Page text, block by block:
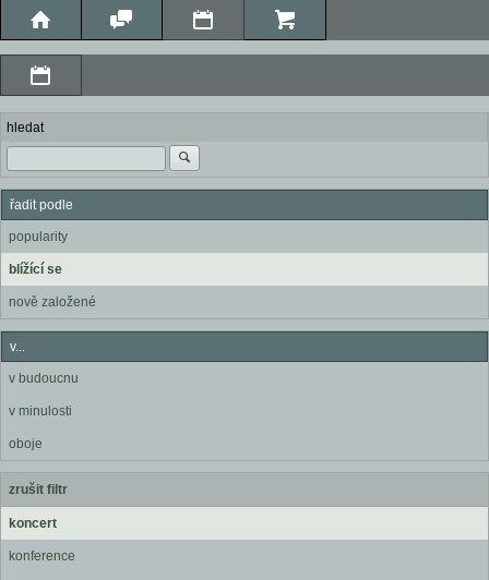
hledat
řadit podle
popularity
blížící se
nově založené
v...
v budoucnu
v minulosti
oboje
zrušit filtr
koncert
konference